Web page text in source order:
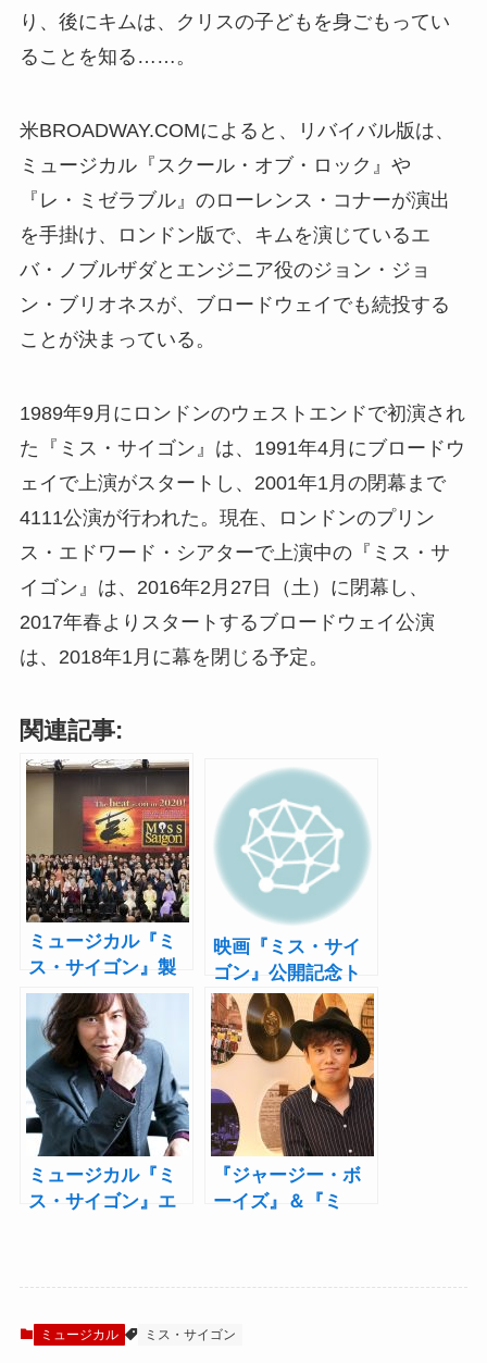
り、後にキムは、クリスの子どもを身ごもってい
ることを知る……。
米BROADWAY.COMによると、リバイバル版は、
ミュージカル『スクール・オブ・ロック』や
『レ・ミゼラブル』のローレンス・コナーが演出
を手掛け、ロンドン版で、キムを演じているエ
バ・ノブルザダとエンジニア役のジョン・ジョ
ン・ブリオネスが、ブロードウェイでも続投する
ことが決まっている。
1989年9月にロンドンのウェストエンドで初演され
た『ミス・サイゴン』は、1991年4月にブロードウ
ェイで上演がスタートし、2001年1月の閉幕まで
4111公演が行われた。現在、ロンドンのプリン
ス・エドワード・シアターで上演中の『ミス・サ
イゴン』は、2016年2月27日（土）に閉幕し、
2017年春よりスタートするブロードウェイ公演
は、2018年1月に幕を閉じる予定。
関連記事:
ミュージカル『ミ
ス・サイゴン』製
作発表レポート！
市村正親「120歳ま
で演じ続けたい」
映画『ミス・サイ
ゴン』公開記念ト
ークイベントに泉
見洋平＆上原理生
が登場！
ミュージカル『ミ
ス・サイゴン』エ
う“恋”だと思いま
『ジャージー・ボ
ーイズ』＆『ミ
たのは“劣等感”で
ミュージカル ミス・サイゴン